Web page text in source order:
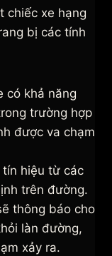
chiếc xe hạng
bị các tính
có khả năng
trường hợp
được va chạm
hiệu từ các
trên đường.
thông báo cho
làn đường,
xảy ra.